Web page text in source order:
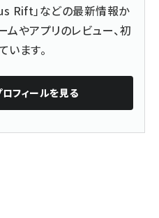
Rift」などの最新情報か
ムやアプリのレビュー、初
います。
ロフィールを見る